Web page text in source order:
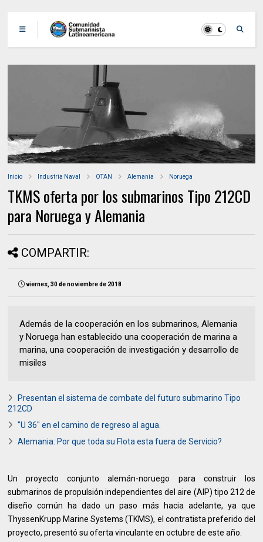
Inicio Industria Naval OTAN Alemania Noruega
TKMS oferta por los submarinos Tipo 212CD
para Noruega y Alemania
COMPARTIR:
viernes, 30 de noviembre de 2018
Además de la cooperación en los submarinos, Alemania
y Noruega han establecido una cooperación de marina a
marina, una cooperación de investigación y desarrollo de
misiles
Presentan el sistema de combate del futuro submarino Tipo
212CD
"U 36" en el camino de regreso al agua.
Alemania: Por que toda su Flota esta fuera de Servicio?
Un proyecto conjunto alemán-noruego para construir los
submarinos de propulsión independientes del aire (AIP) tipo 212 de
diseño común ha dado un paso más hacia adelante, ya que
ThyssenKrupp Marine Systems (TKMS), el contratista preferido del
proyecto, presentó su oferta vinculante en octubre de este año.